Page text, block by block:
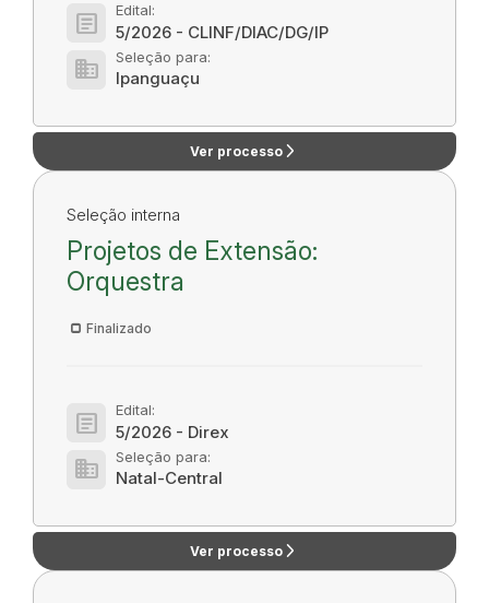
article Edital:
5/2026 - CLINF/DIAC/DG/IP
domain Seleção para:
Ipanguaçu
Ver processo arrow_forward_ios
Seleção interna
Projetos de Extensão:
Orquestra
Finalizado
article Edital:
5/2026 - Direx
domain Seleção para:
Natal-Central
Ver processo arrow_forward_ios